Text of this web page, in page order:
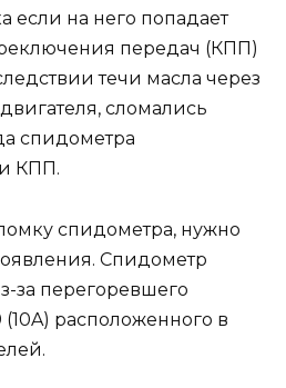
если на него попадает
передач (КПП)
течи масла через
сломались
спидометра
КПП.
спидометра, нужно
Спидометр
за перегоревшего
расположенного в